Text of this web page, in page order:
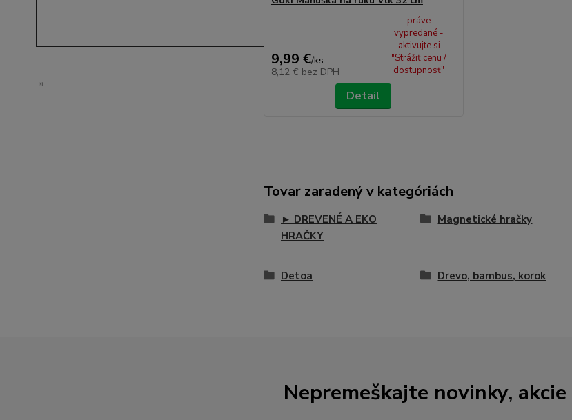
9,99 €/ks
8,12 € bez DPH
práve
vypredané -
aktivujte si
"Strážiť cenu /
dostupnosť"
Detail
Tovar zaradený v kategóriách
► DREVENÉ A EKO
HRAČKY
Magnetické hračky
Detoa Drevo, bambus, korok
Nepremeškajte novinky,